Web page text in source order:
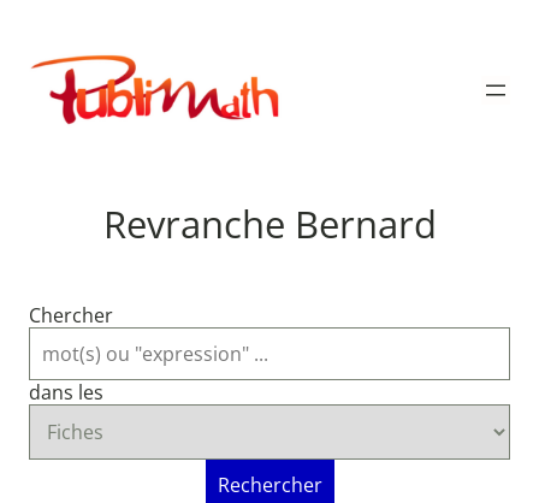
contenu
Publimath
Revranche Bernard
Chercher
dans les
Rechercher